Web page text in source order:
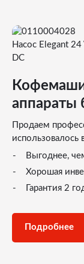
аппараты
Продаем
использовалось
Выгоднее,
Хорошая
Гарантия 2
Подробнее